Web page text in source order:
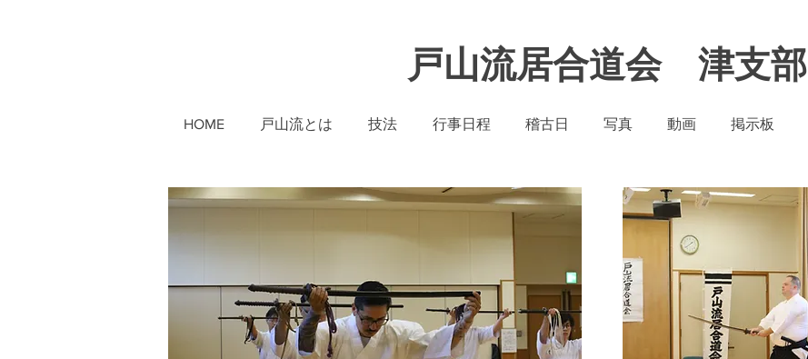
​戸山流居合道会 津支部
HOME 戸山流とは 技法 行事日程 稽古日 写真 動画 掲示板